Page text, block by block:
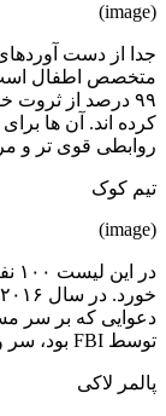
(image)
جدا از دست
متخصص اطفال
۹۹ درصد از
کرده اند. آن ها
روابطی قوی تر و
تیم کوک
(image)
دعوایی که بر سر
توسط FBI بود، سر و صدای زیادی به پا کرد.
پالمر لاکی